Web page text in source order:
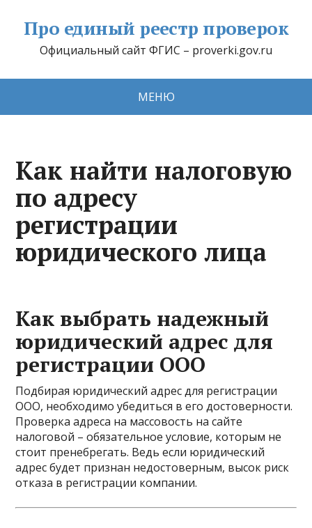
Про единый реестр проверок
Официальный сайт ФГИС – proverki.gov.ru
МЕНЮ
Как найти налоговую
по адресу
регистрации
юридического лица
Как выбрать надежный
юридический адрес для
регистрации ООО
Подбирая юридический адрес для регистрации
ООО, необходимо убедиться в его достоверности.
Проверка адреса на массовость на сайте
налоговой – обязательное условие, которым не
стоит пренебрегать. Ведь если юридический
адрес будет признан недостоверным, высок риск
отказа в регистрации компании.